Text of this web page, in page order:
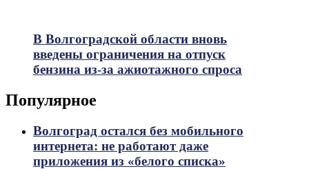
В Волгоградской области вновь
введены ограничения на отпуск
бензина из-за ажиотажного спроса
Популярное
Волгоград остался без мобильного
интернета: не работают даже
приложения из «белого списка»